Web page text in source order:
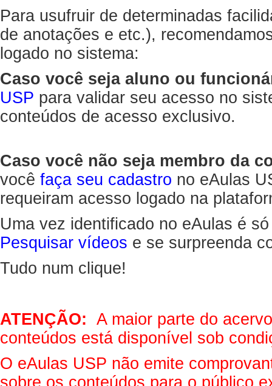
Para usufruir de determinadas
de anotações e etc.),
logado no sistema:
Caso você seja aluno ou
USP para validar seu acesso no
conteúdos de acesso exclusivo.
Caso você não seja membro da
você faça seu cadastro no eAulas
requeiram acesso logado na
Uma vez identificado no eAulas é
Pesquisar vídeos e se surpreenda
Tudo num clique!
ATENÇÃO: A maior parte do
conteúdos está disponível sob
O eAulas USP não emite
sobre os conteúdos para o público